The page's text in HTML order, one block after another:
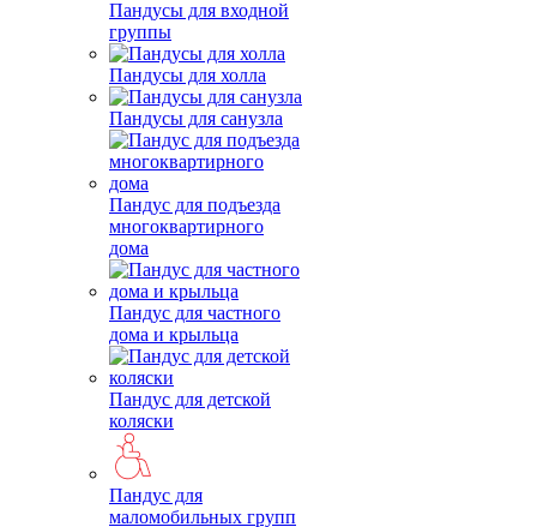
Пандусы для входной
группы
Пандусы для холла
Пандусы для санузла
Пандус для подъезда
многоквартирного
дома
Пандус для частного
дома и крыльца
Пандус для детской
коляски
Пандус для
маломобильных групп